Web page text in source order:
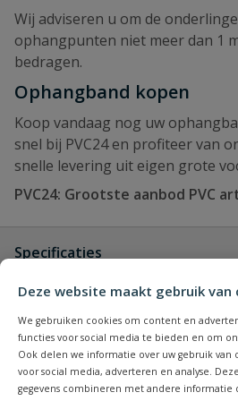
Deze website maakt gebruik van
We gebruiken cookies om content en
functies voor social media te bieden en om
Ook delen we informatie over uw gebruik van
voor social media, adverteren en analyse.
gegevens combineren met andere informatie
Wij adviseren u om de
ophangpunten niet meer dan 1
bedragen.
Ophangband kopen
Koop vandaag nog uw
snel bij PVC24 en profiteer van
snelle levering uit eigen grote
PVC24: Grootste aanbod PVC
Specificaties
Kleur grijs
Materiaal polyester